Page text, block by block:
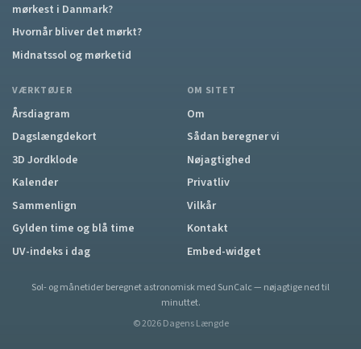
mørkest i Danmark?
Hvornår bliver det mørkt?
Midnatssol og mørketid
VÆRKTØJER
Årsdiagram
Dagslængdekort
3D Jordklode
Kalender
Sammenlign
Gylden time og blå time
UV-indeks i dag
OM SITET
Om
Sådan beregner vi
Nøjagtighed
Privatliv
Vilkår
Kontakt
Embed-widget
Sol- og månetider beregnet astronomisk med SunCalc — nøjagtige ned til
minuttet.
©2026 Dagens Længde